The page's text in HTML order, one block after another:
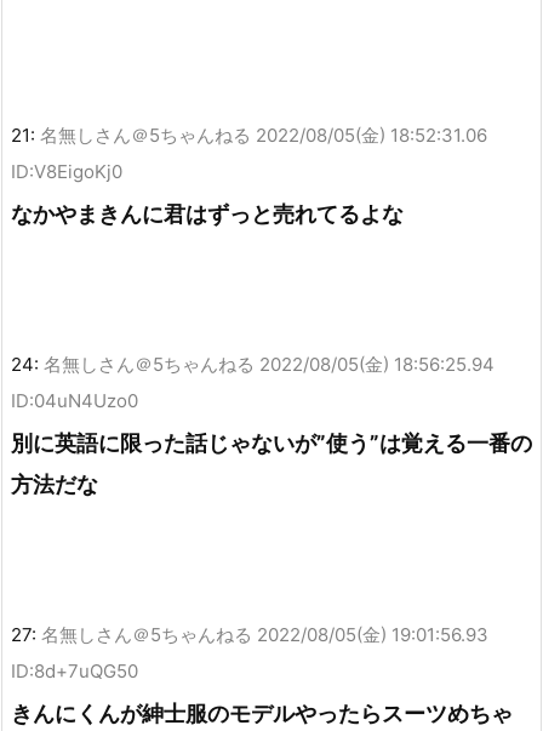
21: 名無しさん＠5ちゃんねる 2022/08/05(金) 18:52:31.06
ID:V8EigoKj0
なかやまきんに君はずっと売れてるよな
24: 名無しさん＠5ちゃんねる 2022/08/05(金) 18:56:25.94
ID:04uN4Uzo0
別に英語に限った話じゃないが”使う”は覚える一番の
方法だな
27: 名無しさん＠5ちゃんねる 2022/08/05(金) 19:01:56.93
ID:8d+7uQG50
きんにくんが紳士服のモデルやったらスーツめちゃ